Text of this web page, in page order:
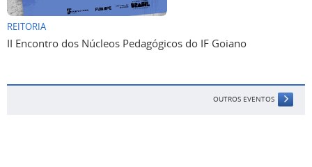
REITORIA
II Encontro dos Núcleos Pedagógicos do IF Goiano
OUTROS EVENTOS